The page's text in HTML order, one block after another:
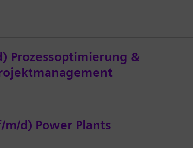
Prozessoptimierung &
d) Power Plants